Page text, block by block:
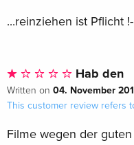
...reinziehen ist Pflicht !-
Hab den
Written on 04. November
This customer review refers
Filme wegen der